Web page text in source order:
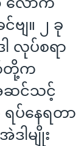
ျ။ ၂ ခု
ါ လုပ်စရာ
တို့က
ဆင်သင့်
ရပ်နေရတာ
ါမျိုး